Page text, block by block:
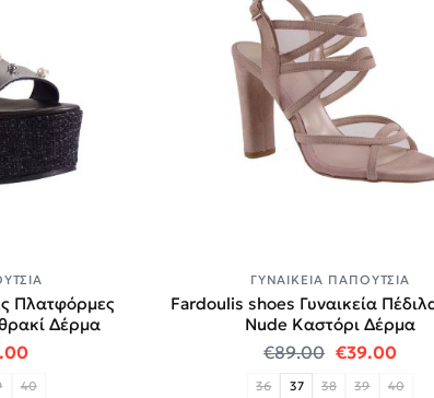
Πλατφόρμες
Δέρμα
price was: €75.00.
Η τρέχουσα τιμή είναι: €29.00.
40
ΓΥΝΑΙΚΕΊΑ ΠΑΠΟΎΤΣΙΑ
Fardoulis shoes Γυναικεία
Nude Καστόρι Δέρμα
€89.00 Original
€39.00Η
36 37 38 39 40